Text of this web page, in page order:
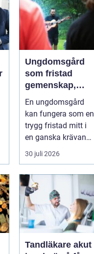
Ungdomsgård
som fristad
gemenskap,
trygghet och
växande
En ungdomsgård
kan fungera som en
trygg fristad mitt i
en ganska krävande
vardag. Skola,
30 juli 2026
Tandläkare akut